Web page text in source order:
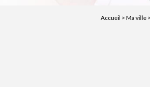
Accueil > Ma ville>